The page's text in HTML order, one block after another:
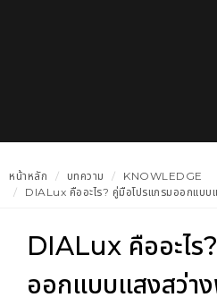
หน้าหลัก บทความ
KNOWLEDGE
DIALux คืออะไร? คู่มือโปรแกรมออกแ
DIALux คืออะไร
ออกแบบแสงสว่า